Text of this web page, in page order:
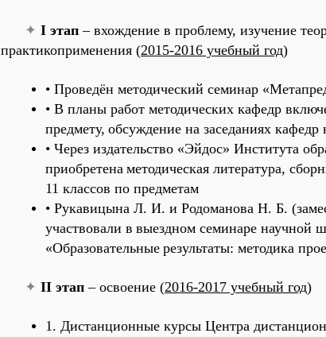
✦ I этап – вхождение в проблему, изучение
практикоприменения (2015-2016 учебный год)
• Проведён методический семинар «
• В планы работ методических кафедр
предмету, обсуждение на заседаниях кафедр
• Через издательство «Эйдос» Института
приобретена методическая литература,
11 классов по предметам
• Рукавицына Л. И. и Родоманова Н. Б.
участвовали в выездном семинаре научной
«Образовательные результаты: методика
✦ II этап – освоение (2016-2017 учебный год)
1. Дистанционные курсы Центра